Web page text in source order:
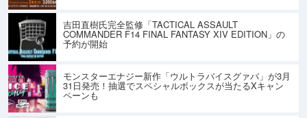
吉田直樹氏完全監修「TACTICAL ASSAULT
COMMANDER F14 FINAL FANTASY XIV EDITION」の
予約が開始
モンスターエナジー新作「ウルトラバイスグァバ」が3月
31日発売！抽選でスペシャルボックスが当たるXキャン
ペーンも